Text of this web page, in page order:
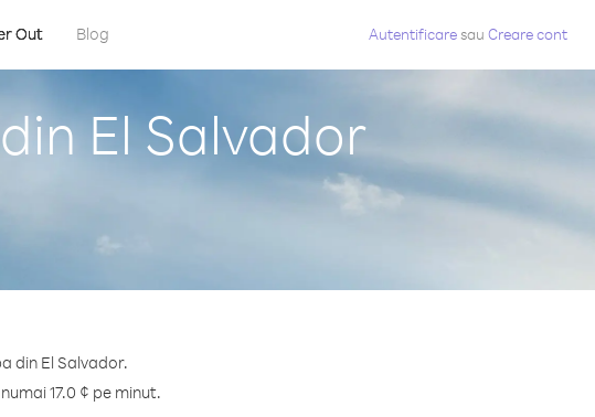
Out Blog Autentificaresau Creare cont
El Salvador
din El Salvador.
17.0 ¢ pe minut.